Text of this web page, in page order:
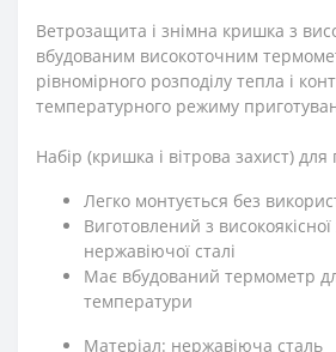
Ветрозащита і знімна кришка з
вбудованим високоточним
рівномірного розподілу тепла і
температурного режиму
Набір (кришка і вітрова захист) для
Легко монтується без
Виготовлений з
нержавіючої сталі
Має вбудований термометр
температури
Матеріал: нержавіюча сталь